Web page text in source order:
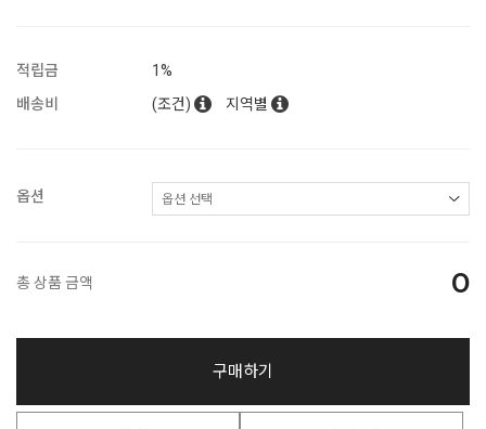
적립금
1%
배송비
(조건) 지역별
옵션
총 상품 금액 0
구매하기